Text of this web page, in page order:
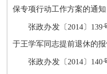
保专项行动工作方案的通知
张政办发〔2014〕
于王学军同志提前退休的
张政办发〔2014〕